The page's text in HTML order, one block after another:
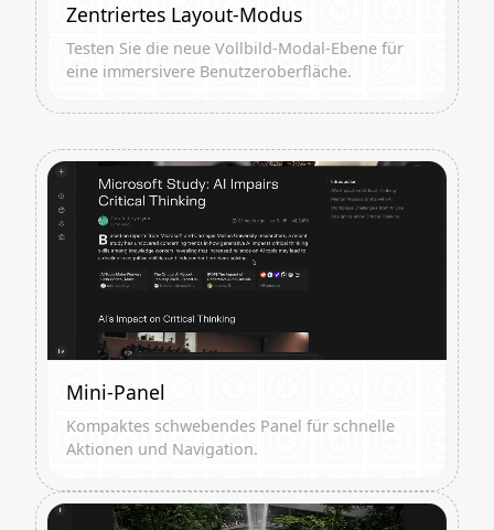
Zentriertes Layout-Modus
Testen Sie die neue Vollbild-Modal-Ebene für
eine immersivere Benutzeroberfläche.
Mini-Panel
Kompaktes schwebendes Panel für schnelle
Aktionen und Navigation.